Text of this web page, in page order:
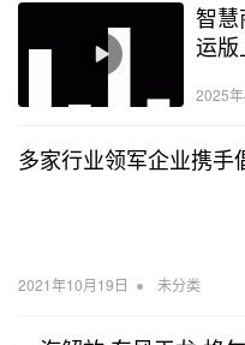
智
运版
2025
多家行业领军企业携手
2021年10月19日 • 未分类